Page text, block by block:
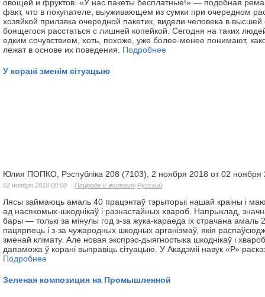
овощей и фруктов. «У нас пакеты бесплатные!» — подобная
факт, что в покупателе, выуживающем из сумки при очередном
хозяйкой прилавка очередной пакетик, видели человека в высшей
боящегося расстаться с лишней копейкой. Сегодня на таких
едким сочувствием, хоть, похоже, уже более-менее понимают,
лежат в основе их поведения. Подробнее
У корані зменім сітуацыю
Юлия ПОПКО, Рэспубліка 208 (7103), 2 ноября 2018 от 02 ноября
02 ноября 2018 00:00 Природа и экология Русский
Лясы займаюць амаль 40 працэнтаў тэрыторыі нашай краіны і
ад насякомых-шкоднікаў і разнастайных хвароб. Напрыклад,
бары — толькі за мінулы год з-за жука-караеда іх страчана амаль
пацярпець і з-за чужародных шкодных арганізмаў, якія
зменай клімату. Але новая экспрэс-дыягностыка шкоднікаў і
дапаможа ў корані выправіць сітуацыю. У Акадэміі навук «Р»
Подробнее
Зеленая композиция на Промышленной